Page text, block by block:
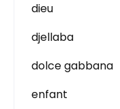
dieu
djellaba
dolce gabbana
enfant